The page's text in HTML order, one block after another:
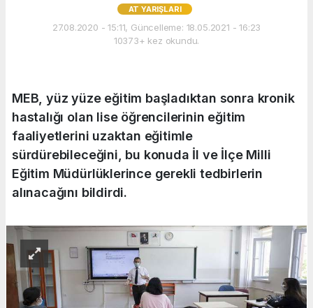
AT YARIŞLARI
27.08.2020 - 15:11, Güncelleme: 18.05.2021 - 16:23
10373+ kez okundu.
MEB, yüz yüze eğitim başladıktan sonra kronik
hastalığı olan lise öğrencilerinin eğitim
faaliyetlerini uzaktan eğitimle
sürdürebileceğini, bu konuda İl ve İlçe Milli
Eğitim Müdürlüklerince gerekli tedbirlerin
alınacağını bildirdi.